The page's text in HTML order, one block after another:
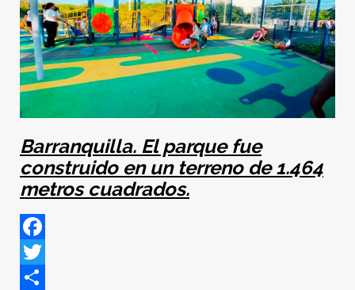
Barranquilla. El parque fue
construido en un terreno de 1.464
metros cuadrados.
Facebook
Twitter